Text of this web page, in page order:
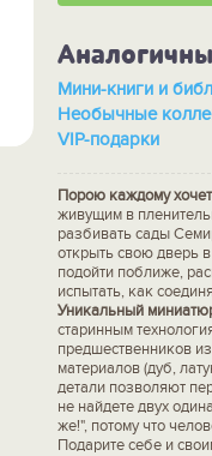
Мини-книги и
Необычные
VIP-подарки
Порою каждому
живущим в
разбивать сады
открыть свою дверь
подойти поближе,
испытать, как
Уникальный
старинным
предшественников
материалов (дуб,
детали позволяют
не найдете двух
же!", потому что
Подарите себе и